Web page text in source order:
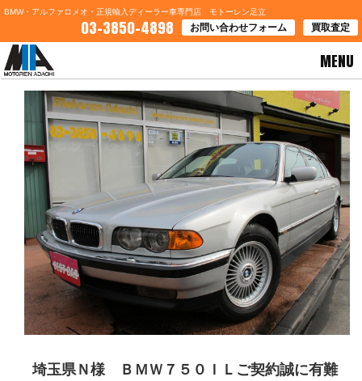
BMW・アルファロメオ・正規輸入ディーラー車専門店 モトーレン足立
03-3850-4898 お問い合わせフォーム 買取査定
MENU
HOME>ブログ一覧
埼玉県Ｎ様 ＢＭＷ７５０ＩＬご契約誠に有難